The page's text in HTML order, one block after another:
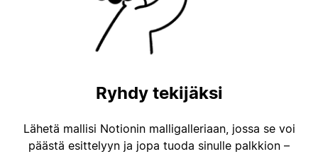
Ryhdy tekijäksi
Lähetä mallisi Notionin malligalleriaan, jossa se voi
päästä esittelyyn ja jopa tuoda sinulle palkkion –